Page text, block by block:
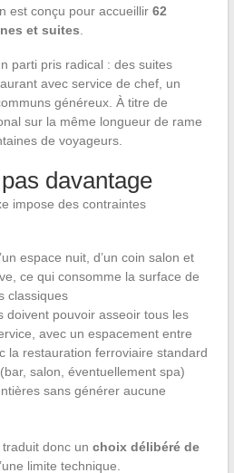
est conçu pour accueillir 62
et suites
parti pris radical : des suites
avec service de chef, un
généreux. À titre de
sur la même longueur de rame
de voyageurs.
davantage
impose des contraintes
espace nuit, d’un coin salon et
ce qui consomme la surface de
classiques
doivent pouvoir asseoir tous les
avec un espacement entre
la restauration ferroviaire standard
salon, éventuellement spa)
sans générer aucune
donc un choix délibéré de
limite technique.